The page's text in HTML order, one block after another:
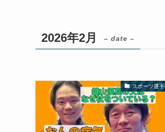
2026年2月 – date –
スポーツ選手